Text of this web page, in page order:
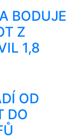
BODUJE
Z
1,8
OD
DO